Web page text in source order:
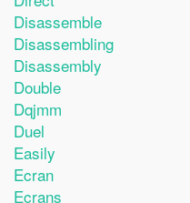
Disassemble
Disassembling
Disassembly
Double
Dqjmm
Duel
Easily
Ecran
Ecrans